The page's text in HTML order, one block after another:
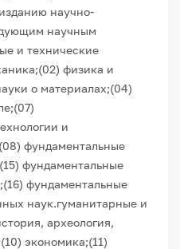
научно-
научным
и технические
(02) физика и
о материалах;(04)
(07)
и
(08) фундаментальные
(15) фундаментальные
(16) фундаментальные
наук.гуманитарные и
археология,
(10) экономика;(11)